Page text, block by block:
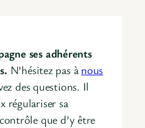
ses adhérents
N’hésitez pas ànous
des questions. Il
régulariser sa
que d’y être